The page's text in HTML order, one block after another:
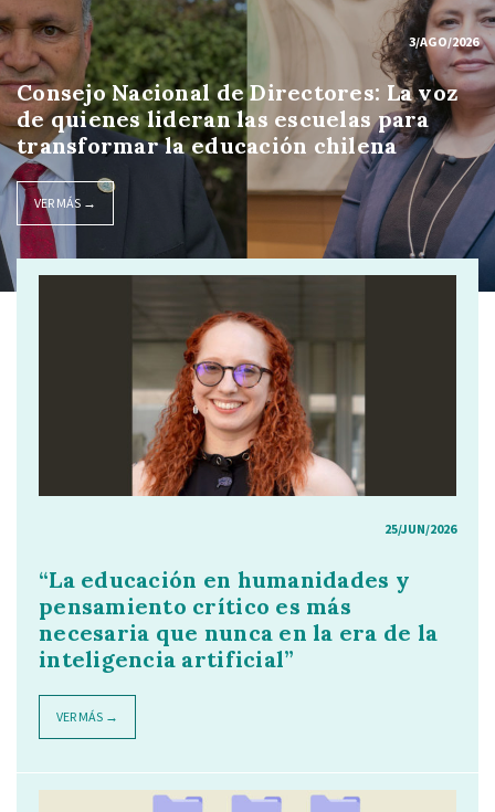
3/AGO/2026
Consejo Nacional de Directores: La voz
de quienes lideran las escuelas para
transformar la educación chilena
VER MÁS →
25/JUN/2026
“La educación en humanidades y
pensamiento crítico es más
necesaria que nunca en la era de la
inteligencia artificial”
VER MÁS →